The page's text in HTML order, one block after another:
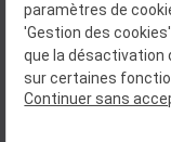
paramètres de
'Gestion des
que la désactivation
sur certaines
Continuer sans